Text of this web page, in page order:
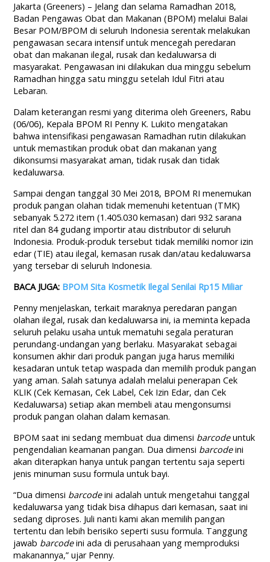
Jakarta (Greeners) – Jelang dan selama Ramadhan 2018,
Badan Pengawas Obat dan Makanan (BPOM) melalui Balai
Besar POM/BPOM di seluruh Indonesia serentak melakukan
pengawasan secara intensif untuk mencegah peredaran
obat dan makanan ilegal, rusak dan kedaluwarsa di
masyarakat. Pengawasan ini dilakukan dua minggu sebelum
Ramadhan hingga satu minggu setelah Idul Fitri atau
Lebaran.
Dalam keterangan resmi yang diterima oleh Greeners, Rabu
(06/06), Kepala BPOM RI Penny K. Lukito mengatakan
bahwa intensifikasi pengawasan Ramadhan rutin dilakukan
untuk memastikan produk obat dan makanan yang
dikonsumsi masyarakat aman, tidak rusak dan tidak
kedaluwarsa.
Sampai dengan tanggal 30 Mei 2018, BPOM RI menemukan
produk pangan olahan tidak memenuhi ketentuan (TMK)
sebanyak 5.272 item (1.405.030 kemasan) dari 932 sarana
ritel dan 84 gudang importir atau distributor di seluruh
Indonesia. Produk-produk tersebut tidak memiliki nomor izin
edar (TIE) atau ilegal, kemasan rusak dan/atau kedaluwarsa
yang tersebar di seluruh Indonesia.
BACA JUGA: BPOM Sita Kosmetik Ilegal Senilai Rp15 Miliar
Penny menjelaskan, terkait maraknya peredaran pangan
olahan ilegal, rusak dan kedaluwarsa ini, ia meminta kepada
seluruh pelaku usaha untuk mematuhi segala peraturan
perundang-undangan yang berlaku. Masyarakat sebagai
konsumen akhir dari produk pangan juga harus memiliki
kesadaran untuk tetap waspada dan memilih produk pangan
yang aman. Salah satunya adalah melalui penerapan Cek
KLIK (Cek Kemasan, Cek Label, Cek Izin Edar, dan Cek
Kedaluwarsa) setiap akan membeli atau mengonsumsi
produk pangan olahan dalam kemasan.
BPOM saat ini sedang membuat dua dimensi barcodeuntuk
pengendalian keamanan pangan. Dua dimensi barcodeini
akan diterapkan hanya untuk pangan tertentu saja seperti
jenis minuman susu formula untuk bayi.
“Dua dimensi barcodeini adalah untuk mengetahui tanggal
kedaluwarsa yang tidak bisa dihapus dari kemasan, saat ini
sedang diproses. Juli nanti kami akan memilih pangan
tertentu dan lebih berisiko seperti susu formula. Tanggung
jawab barcodeini ada di perusahaan yang memproduksi
makanannya,” ujar Penny.